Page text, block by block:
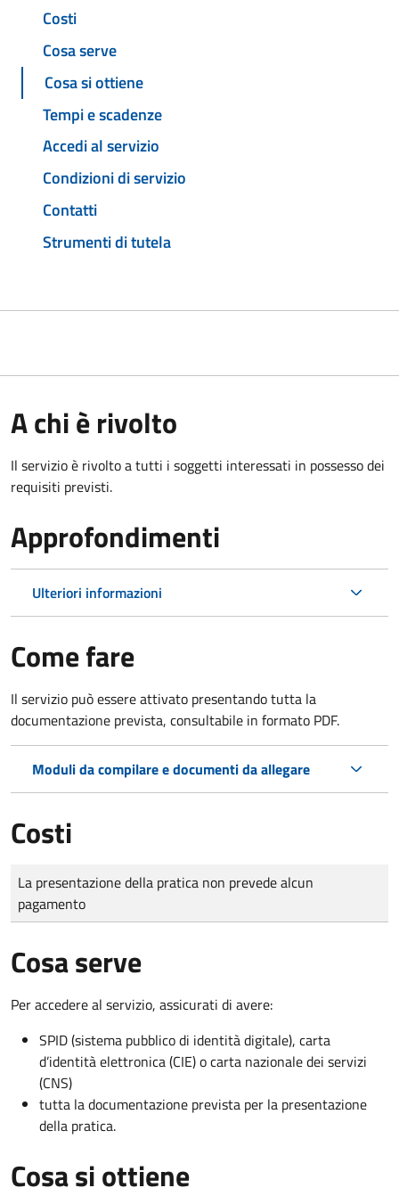
Costi
Cosa serve
Cosa si ottiene
Tempi e scadenze
Accedi al servizio
Condizioni di servizio
Contatti
Strumenti di tutela
A chi è rivolto
Il servizio è rivolto a tutti i soggetti interessati in possesso dei
requisiti previsti.
Approfondimenti
Ulteriori informazioni
Come fare
Il servizio può essere attivato presentando tutta la
documentazione prevista, consultabile in formato PDF.
Moduli da compilare e documenti da allegare
Costi
Tipo di pagamento
Importo
La presentazione della pratica non prevede alcun
pagamento
Cosa serve
Per accedere al servizio, assicurati di avere:
SPID (sistema pubblico di identità digitale), carta
d’identità elettronica (CIE) o carta nazionale dei servizi
(CNS)
tutta la documentazione prevista per la presentazione
della pratica.
Cosa si ottiene